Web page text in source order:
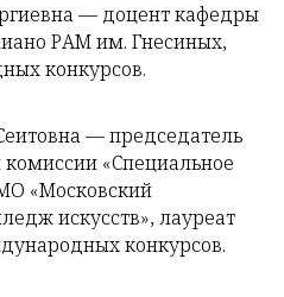
— доцент кафедры
РАМ им. Гнесиных,
конкурсов.
— председатель
«Специальное
«Московский
искусств», лауреат
конкурсов.